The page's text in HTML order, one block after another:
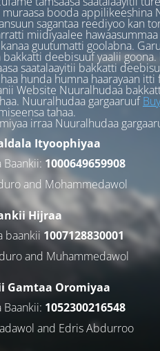
booda appilikeeshina
sagantaa reediyoo kan
miidiyaalee hawaasummaa
guutumatti goolabna.
bakkatti deebisuuf yaalii
saatalaayitii bakkatti
hunda humna haarayaan itti
Website Nuuralhudaa
Nuuralhudaa gargaaruuf
tahaa.
irraa Nuuralhudaa
Ityoophiyaa
Baankii: 1000649659908
and Mohammedawol
Hijraa
baankii 1007128830001
and Muhammedawol
Gamtaa Oromiyaa
Baankii: 1052300216548
and Edris Abdurroo